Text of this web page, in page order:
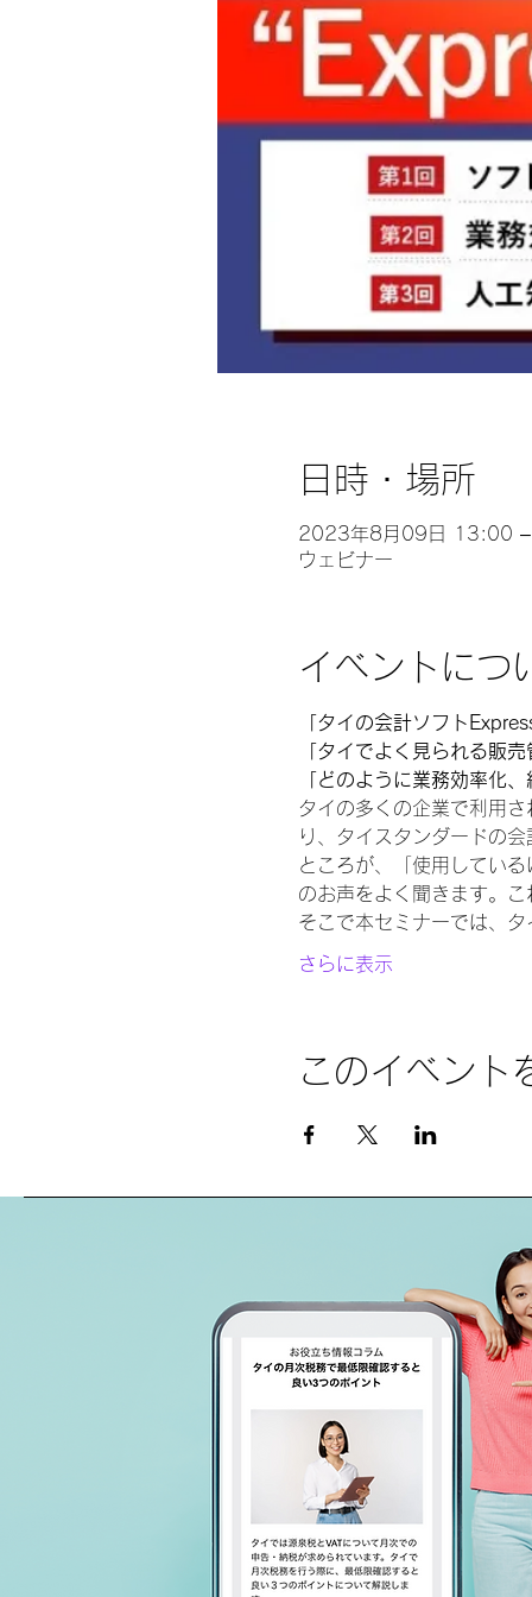
日時・場所
2023年8月09日 13:00
ウェビナー
イベントにつ
「タイの会計ソフト
「タイでよく見られる販
「どのように業務効率化
タイの多くの企業で利用
り、タイスタンダードの
ところが、「使用してい
のお声をよく聞きます。
そこで本セミナーでは、タ
さらに表示
このイベント